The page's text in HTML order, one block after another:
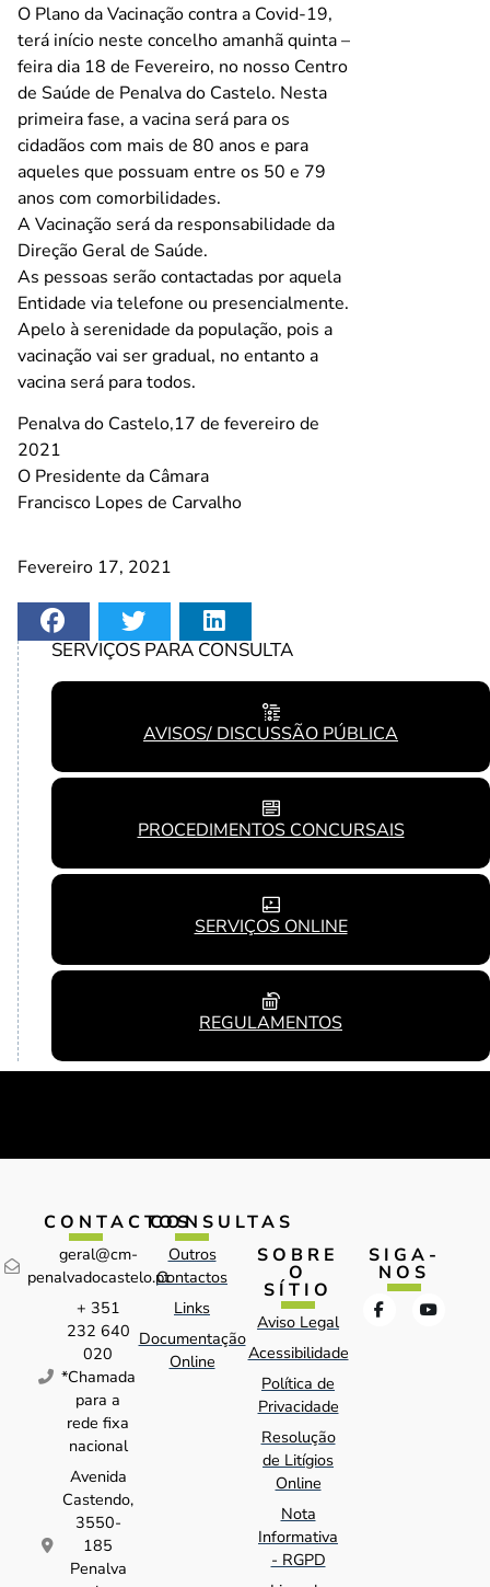
O Plano da Vacinação contra a Covid-19,
terá início neste concelho amanhã quinta –
feira dia 18 de Fevereiro, no nosso Centro
de Saúde de Penalva do Castelo. Nesta
primeira fase, a vacina será para os
cidadãos com mais de 80 anos e para
aqueles que possuam entre os 50 e 79
anos com comorbilidades.
A Vacinação será da responsabilidade da
Direção Geral de Saúde.
As pessoas serão contactadas por aquela
Entidade via telefone ou presencialmente.
Apelo à serenidade da população, pois a
vacinação vai ser gradual, no entanto a
vacina será para todos.
Penalva do Castelo,17 de fevereiro de
2021
O Presidente da Câmara
Francisco Lopes de Carvalho
Fevereiro 17, 2021
SERVIÇOS PARA CONSULTA
AVISOS/ DISCUSSÃO PÚBLICA
PROCEDIMENTOS CONCURSAIS
SERVIÇOS ONLINE
REGULAMENTOS
CONTACTOS
geral@cm-
penalvadocastelo.pt
+ 351
232 640
020
*Chamada
para a
rede fixa
nacional
Avenida
Castendo,
3550-
185
Penalva
CONSULTAS
Outros
Contactos
Links
Documentação
Online
SOBRE
O
SÍTIO
Aviso Legal
Acessibilidade
Política de
Privacidade
Resolução
de Litígios
Online
Nota
Informativa
- RGPD
SIGA-
NOS